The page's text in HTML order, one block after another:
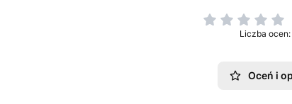
Liczba ocen:
Oceń i